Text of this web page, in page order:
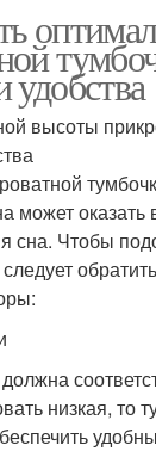
высоты
может
сна. Чтобы
низкая, то